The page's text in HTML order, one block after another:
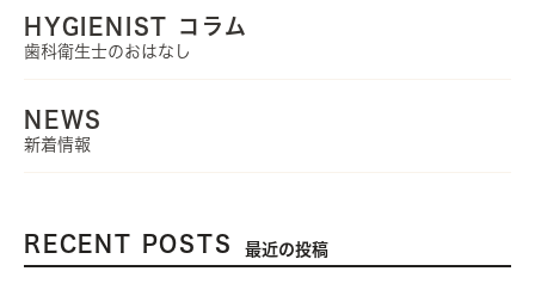
HYGIENIST コラム
歯科衛生士のおはなし
NEWS
新着情報
RECENT POSTS 最近の投稿